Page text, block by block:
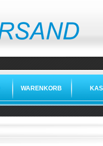
WARENKORB